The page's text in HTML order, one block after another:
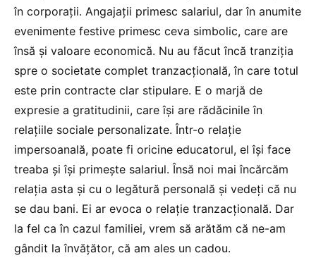
în corporații. Angajații primesc salariul, dar în anumite
evenimente festive primesc ceva simbolic, care are
însă și valoare economică. Nu au făcut încă tranziția
spre o societate complet tranzacțională, în care totul
este prin contracte clar stipulare. E o marjă de
expresie a gratitudinii, care își are rădăcinile în
relațiile sociale personalizate. Într-o relație
impersoanală, poate fi oricine educatorul, el își face
treaba și își primește salariul. Însă noi mai încărcăm
relația asta și cu o legătură personală și vedeți că nu
se dau bani. Ei ar evoca o relație tranzacțională. Dar
la fel ca în cazul familiei, vrem să arătăm că ne-am
gândit la învățător, că am ales un cadou.